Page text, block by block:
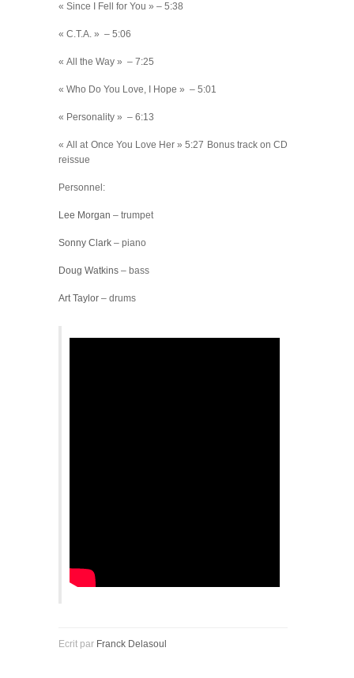
« Since I Fell for You » – 5:38
« C.T.A. » – 5:06
« All the Way » – 7:25
« Who Do You Love, I Hope » – 5:01
« Personality » – 6:13
« All at Once You Love Her » 5:27 Bonus track on CD
reissue
Personnel:
Lee Morgan – trumpet
Sonny Clark – piano
Doug Watkins – bass
Art Taylor – drums
Ecrit par Franck Delasoul